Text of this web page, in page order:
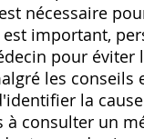
nécessaire
important,
pour
les
la
à consulter un